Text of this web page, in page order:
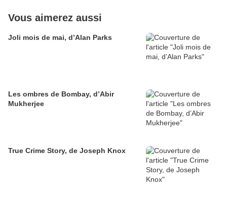
Vous aimerez aussi
Joli mois de mai, d’Alan Parks
Les ombres de Bombay, d’Abir
Mukherjee
True Crime Story, de Joseph Knox